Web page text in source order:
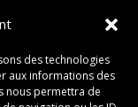
des technologies
aux informations des
nous permettra de